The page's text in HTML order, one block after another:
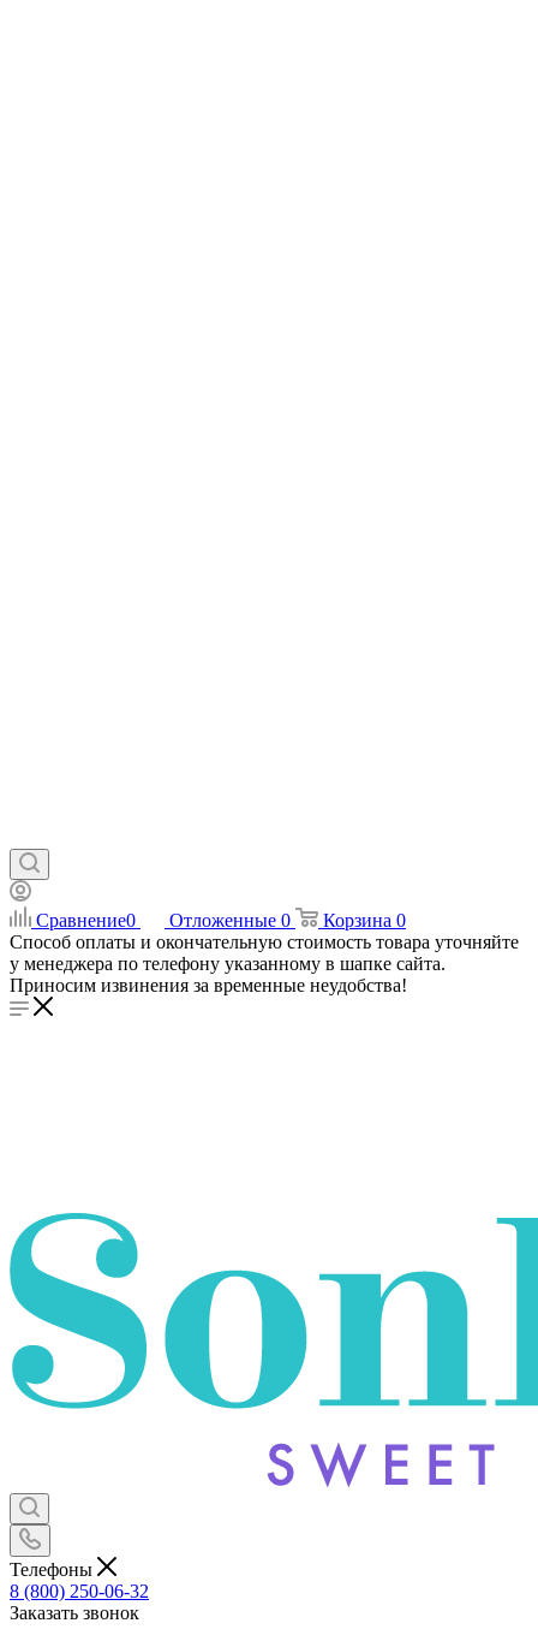
Сравнение0 Отложенные 0 Корзина 0
Способ оплаты и окончательную стоимость товара уточняйте
у менеджера по телефону указанному в шапке сайта.
Приносим извинения за временные неудобства!
Телефоны
8 (800) 250-06-32
Заказать звонок